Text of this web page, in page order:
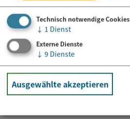
Rathaus
Kontakt & Öffnungszeiten
Technisch notwendige Cookies
↓ 1 Dienst
Externe Dienste
↓ 9 Dienste
Ausgewählte akzeptieren